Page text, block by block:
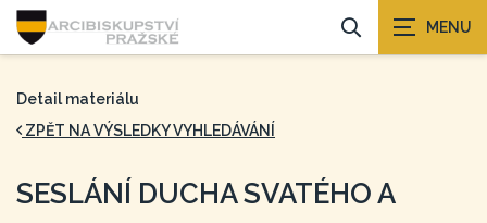
Detail materiálu
ZPĚT NA VÝSLEDKY VYHLEDÁVÁNÍ
SESLÁNÍ DUCHA SVATÉHO A